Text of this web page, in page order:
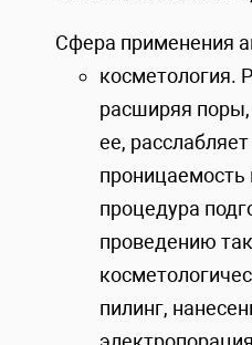
Сфера применения
косметология.
расширяя
ее,
проницаемость
процедура
проведению
пилинг,